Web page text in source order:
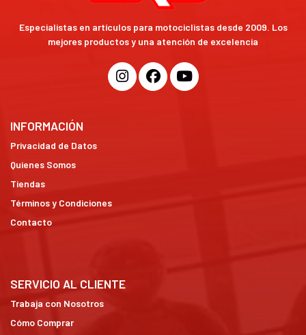
Especialistas en artículos para motociclistas desde 2009. Los
mejores productos y una atención de excelencia
INFORMACIÓN
Privacidad de Datos
Quienes Somos
Tiendas
Términos y Condiciones
Contacto
SERVICIO AL CLIENTE
Trabaja con Nosotros
Cómo Comprar